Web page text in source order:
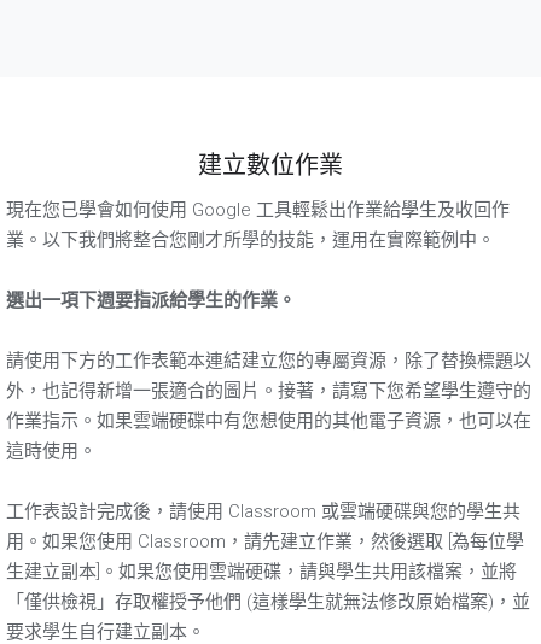
建立數位作業
現在您已學會如何使用 Google 工具輕鬆出作業給學生及收回作
業。以下我們將整合您剛才所學的技能，運用在實際範例中。
選出一項下週要指派給學生的作業。
請使用下方的工作表範本連結建立您的專屬資源，除了替換標題以
外，也記得新增一張適合的圖片。接著，請寫下您希望學生遵守的
作業指示。如果雲端硬碟中有您想使用的其他電子資源，也可以在
這時使用。
工作表設計完成後，請使用 Classroom 或雲端硬碟與您的學生共
用。如果您使用 Classroom，請先建立作業，然後選取 [為每位學
生建立副本]。如果您使用雲端硬碟，請與學生共用該檔案，並將
「僅供檢視」存取權授予他們 (這樣學生就無法修改原始檔案)，並
要求學生自行建立副本。